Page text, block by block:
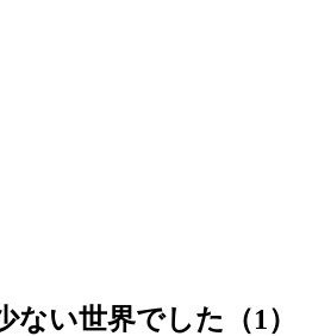
ない世界でした（1）